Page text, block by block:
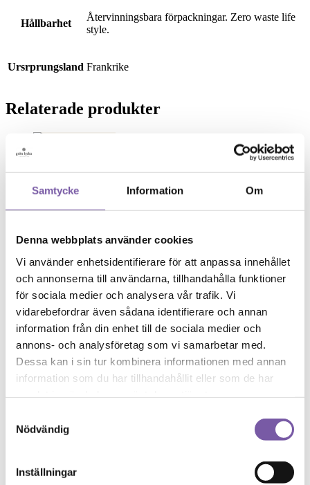
Samtycke Information Om
Denna webbplats använder cookies
Vi använder enhetsidentifierare för att anpassa innehållet
och annonserna till användarna, tillhandahålla funktioner
för sociala medier och analysera vår trafik. Vi
vidarebefordrar även sådana identifierare och annan
information från din enhet till de sociala medier och
annons- och analysföretag som vi samarbetar med.
Dessa kan i sin tur kombinera informationen med annan
information som du har tillhandahållit eller som de har
Nödvändig
Inställningar
Hållbarhet
Återvinningsbara förpackningar. Zero waste life
style.
Ursrprungsland Frankrike
Relaterade produkter
Handkräm 30ml
Mjukgörande handkrämer i praktisk liten förpackning.
Veganska.
här
produkten
har
flera
varianter.
De
olika
alternativen
kan
väljas
på
produktsidan
Apelsinblom
Citron/cypress
Eau de Toilette – Roll On 10ml
Eau de toilette med exklusiva eteriska oljor och doftextrakt....
175krDen
här
har
varianter.
De
kan
Provence (citron och cypress)